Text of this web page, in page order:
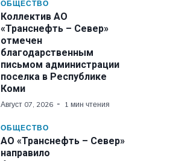
ОБЩЕСТВО
Коллектив АО
«Транснефть – Север»
отмечен
благодарственным
письмом администрации
поселка в Республике
Коми
Август 07, 2026 1 мин чтения
ОБЩЕСТВО
АО «Транснефть – Север»
направило